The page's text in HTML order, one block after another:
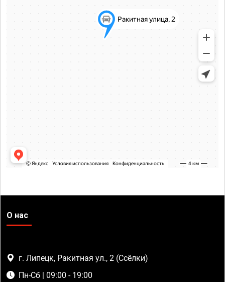
О нас
г. Липецк, Ракитная ул., 2 (Ссёлки)
Пн-Сб | 09:00 - 19:00